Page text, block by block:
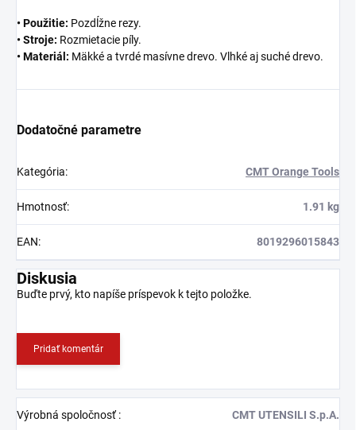
• Použitie: Pozdĺžne rezy.
• Stroje: Rozmietacie píly.
• Materiál: Mäkké a tvrdé masívne drevo. Vlhké aj suché drevo.
Dodatočné parametre
Kategória: CMT Orange Tools
Hmotnosť: 1.91 kg
EAN: 8019296015843
Diskusia
Buďte prvý, kto napíše príspevok k tejto položke.
Pridať komentár
Výrobná spoločnosť: CMT UTENSILI S.p.A.